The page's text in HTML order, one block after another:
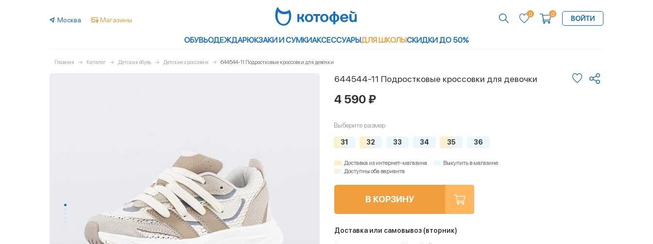
Москва Магазины
0 0
ВОЙТИ
ОБУВЬОДЕЖДАРЮКЗАКИ И СУМКИАКСЕССУАРЫДЛЯ ШКОЛЫСКИДКИ ДО 50%
Главная Каталог Детская обувь Детские кроссовки 644544-11 Подростковые кроссовки для девочки
644544-11 Подростковые кроссовки для девочки
4 590 ₽
Выберите размер
31 32 33 34 35 36
Доставка из интернет-магазина
Выкупить в магазине
Доступны оба варианта
В КОРЗИНУ
Доставка или самовывоз (вторник)